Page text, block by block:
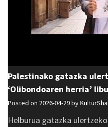
Palestinako gatazka
‘Olibondoaren herria’
Posted on 2026-04-29 by
Helburua gatazka